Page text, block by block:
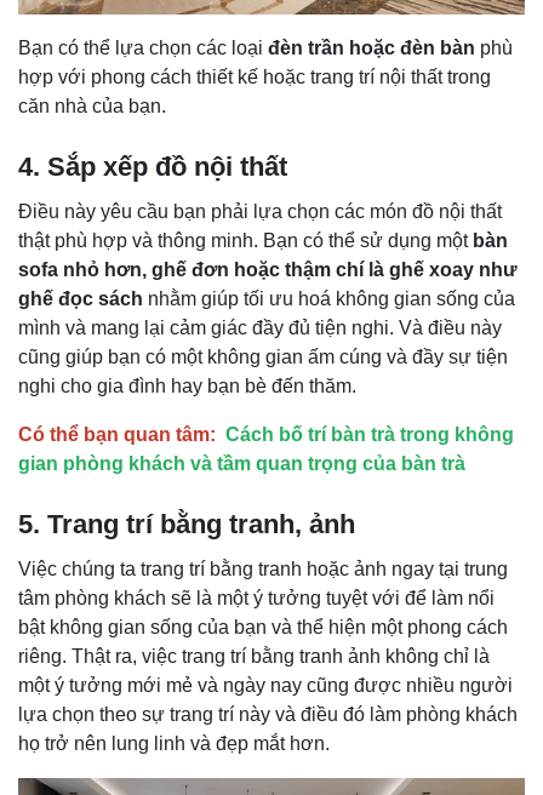
Bạn có thể lựa chọn các loại đèn trần hoặc đèn bàn phù
hợp với phong cách thiết kế hoặc trang trí nội thất trong
căn nhà của bạn.
4. Sắp xếp đồ nội thất
Điều này yêu cầu bạn phải lựa chọn các món đồ nội thất
thật phù hợp và thông minh. Bạn có thể sử dụng một bàn
sofa nhỏ hơn, ghế đơn hoặc thậm chí là ghế xoay như
ghế đọc sách nhằm giúp tối ưu hoá không gian sống của
mình và mang lại cảm giác đầy đủ tiện nghi. Và điều này
cũng giúp bạn có một không gian ấm cúng và đầy sự tiện
nghi cho gia đình hay bạn bè đến thăm.
Có thể bạn quan tâm: Cách bố trí bàn trà trong không
gian phòng khách và tầm quan trọng của bàn trà
5. Trang trí bằng tranh, ảnh
Việc chúng ta trang trí bằng tranh hoặc ảnh ngay tại trung
tâm phòng khách sẽ là một ý tưởng tuyệt với để làm nổi
bật không gian sống của bạn và thể hiện một phong cách
riêng. Thật ra, việc trang trí bằng tranh ảnh không chỉ là
một ý tưởng mới mẻ và ngày nay cũng được nhiều người
lựa chọn theo sự trang trí này và điều đó làm phòng khách
họ trở nên lung linh và đẹp mắt hơn.